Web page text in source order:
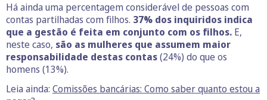
Há ainda uma percentagem considerável de pessoas com
contas partilhadas com filhos. 37% dos inquiridos indica
que a gestão é feita em conjunto com os filhos. E,
neste caso, são as mulheres que assumem maior
responsabilidade destas contas(24%) do que os
homens (13%).
Leia ainda: Comissões bancárias: Como saber quanto estou a